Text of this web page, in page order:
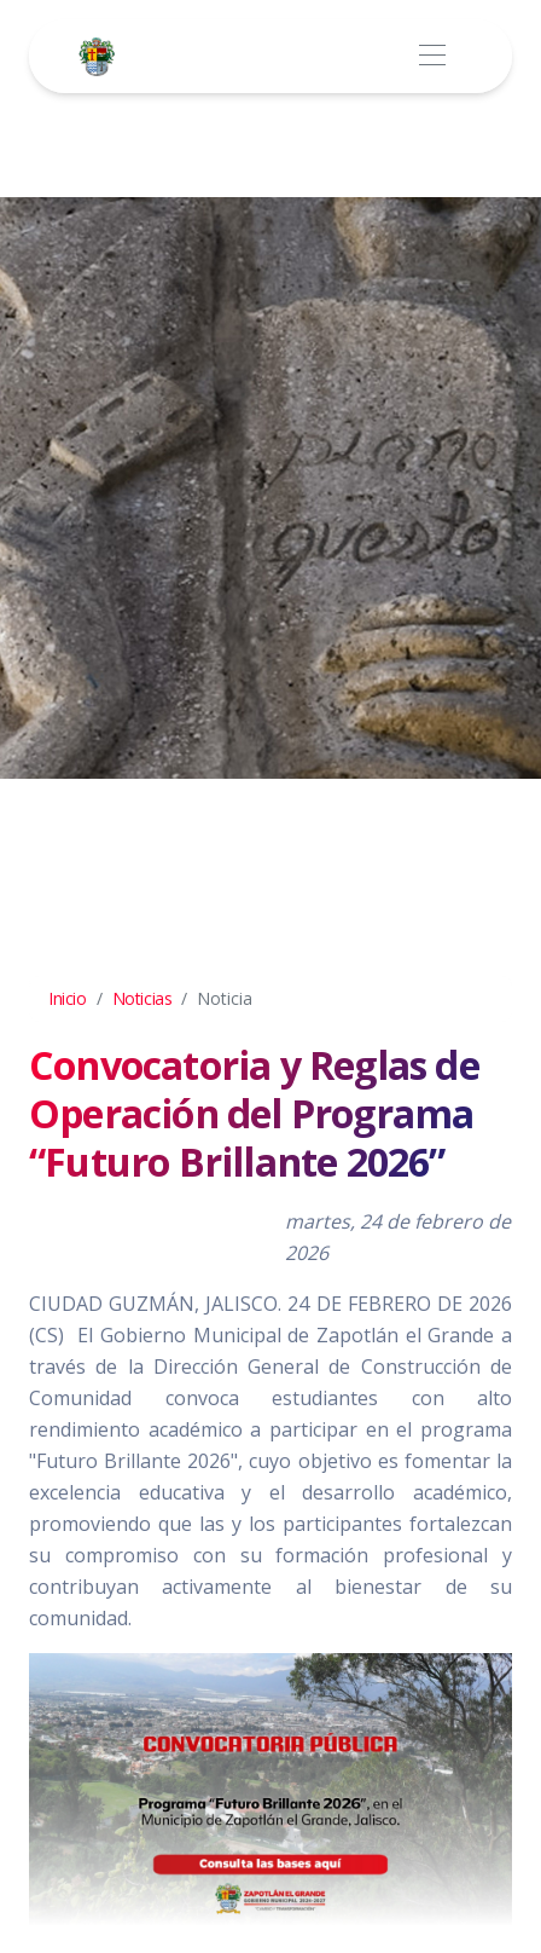
Inicio Noticias Noticia
Convocatoria y Reglas de
Operación del Programa
“Futuro Brillante 2026”
martes, 24 de febrero de
2026
CIUDAD GUZMÁN, JALISCO. 24 DE FEBRERO DE 2026
(CS) El Gobierno Municipal de Zapotlán el Grande a
través de la Dirección General de Construcción de
Comunidad convoca estudiantes con alto
rendimiento académico a participar en el programa
"Futuro Brillante 2026", cuyo objetivo es fomentar la
excelencia educativa y el desarrollo académico,
promoviendo que las y los participantes fortalezcan
su compromiso con su formación profesional y
contribuyan activamente al bienestar de su
comunidad.